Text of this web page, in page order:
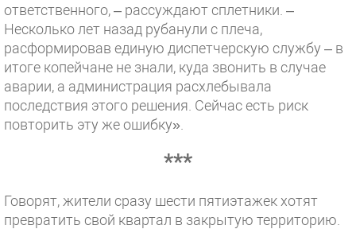
ответственного, – рассуждают сплетники. –
Несколько лет назад рубанули с плеча,
расформировав единую диспетчерскую службу – в
итоге копейчане не знали, куда звонить в случае
аварии, а администрация расхлебывала
последствия этого решения. Сейчас есть риск
повторить эту же ошибку».
***
Говорят, жители сразу шести пятиэтажек хотят
превратить свой квартал в закрытую территорию.